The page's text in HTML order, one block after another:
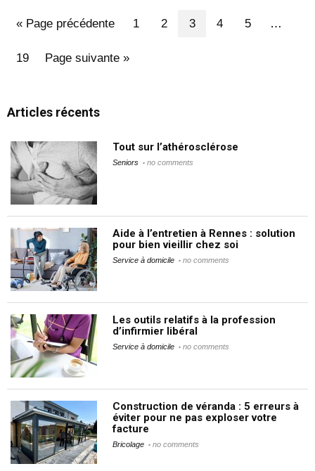
« Page précédente 1 2 3 4 5 …
19 Page suivante »
Articles récents
Tout sur l’athérosclérose
Seniors no comments
Aide à l’entretien à Rennes : solution
pour bien vieillir chez soi
Service à domicile no comments
Les outils relatifs à la profession
d’infirmier libéral
Service à domicile no comments
Construction de véranda : 5 erreurs à
éviter pour ne pas exploser votre
facture
Bricolage no comments